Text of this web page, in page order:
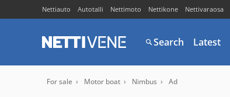
Nettiauto Autotalli Nettimoto Nettikone Nettivaraosa
Search Latest
For sale Motor boat Nimbus Ad